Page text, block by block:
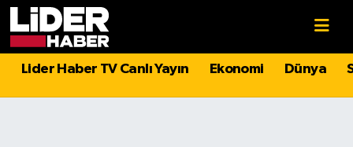
Lider Haber TV Canlı Yayın Ekonomi Dünya
Politika
Hava Durumu